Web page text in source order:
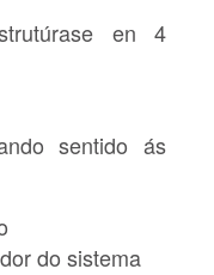
en 4
sentido ás
do sistema